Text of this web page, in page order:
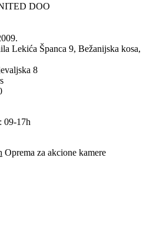
DOO
Lekića Španca 9, Bežanijska kosa,
8
17h
Oprema za akcione kamere